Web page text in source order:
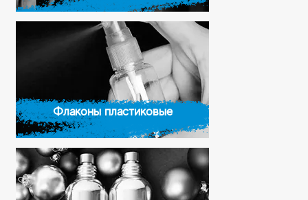
Флаконы пластиковые